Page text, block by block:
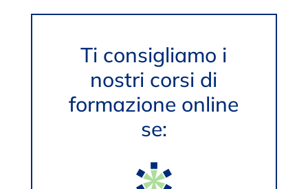
Ti consigliamo i
nostri corsi di
formazione online
se: